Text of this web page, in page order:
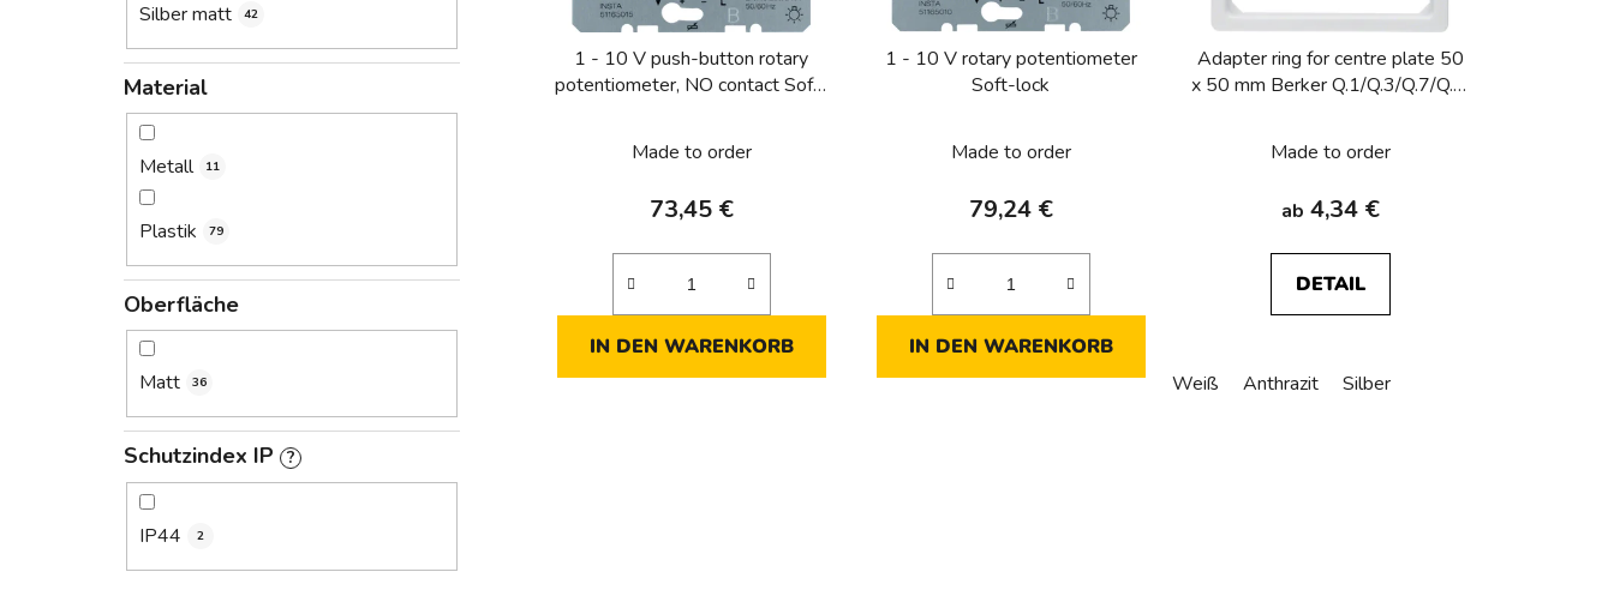
Silber matt 42
Material
Metall 11
Plastik 79
Oberfläche
Matt 36
Schutzindex IP ?
IP44 2
e
1 - 10 V push-button rotary
potentiometer, NO contact Soft-
Made to order
73,45 €
IN DEN WARENKORB
1 - 10 V rotary potentiometer
Soft-lock
Made to order
79,24 €
IN DEN WARENKORB
Adapter ring for centre plate 50
x 50 mm Berker Q.1/Q.3/Q.7/Q.9,
Made to order
ab 4,34 €
DETAIL
Weiß Anthrazit Silber